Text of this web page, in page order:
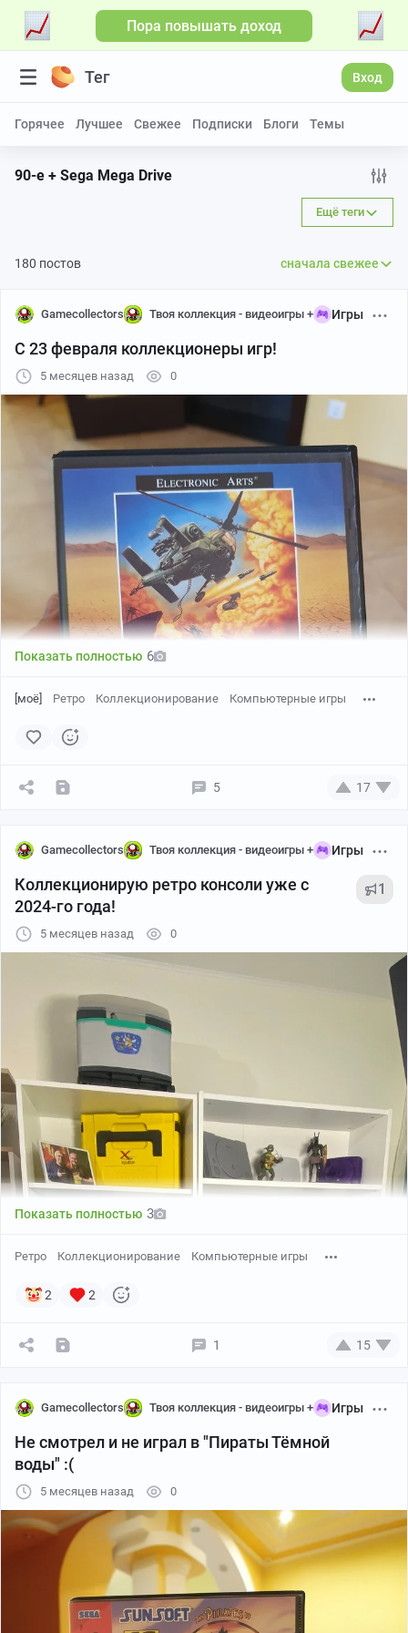
Пора повышать доход
Тег Вход
Горячее Лучшее Свежее Подписки Блоги Темы
90-е + Sega Mega Drive
Ещё теги
180 постов сначала свежее
Gamecollectors Твоя коллекция - видеоигры + Игры
С 23 февраля коллекционеры игр!
5 месяцев назад 0
Desert Strike картридж на Saga
В коллекцию вертолёт залетел, самый первый "Страйк"
на Сежку☝. Desert Strike: Return to the Gulf картридж от
электриков-художников для Sega Genesis!
Cib комплект
Показать полностью 6
[моё] Ретро Коллекционирование Компьютерные игры
5 17
Gamecollectors Твоя коллекция - видеоигры + Игры
Коллекционирую ретро консоли уже с
2024-го года!
1
5 месяцев назад 0
Показать полностью 3
Ретро Коллекционирование Компьютерные игры
2 2
1 15
Gamecollectors Твоя коллекция - видеоигры + Игры
Не смотрел и не играл в "Пираты Тёмной
воды" :(
5 месяцев назад 0